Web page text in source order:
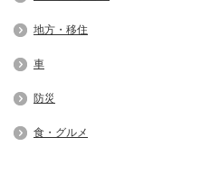
地方・移住
車
防災
食・グルメ